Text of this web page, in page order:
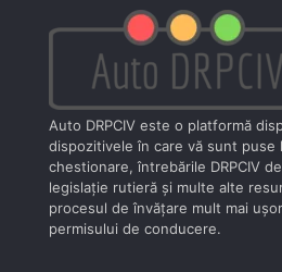
Auto DRPCIV este o platformă
dispozitivele în care vă sunt puse
chestionare, întrebările DRPCIV
legislaţie rutieră şi multe alte
procesul de învăţare mult mai
permisului de conducere.